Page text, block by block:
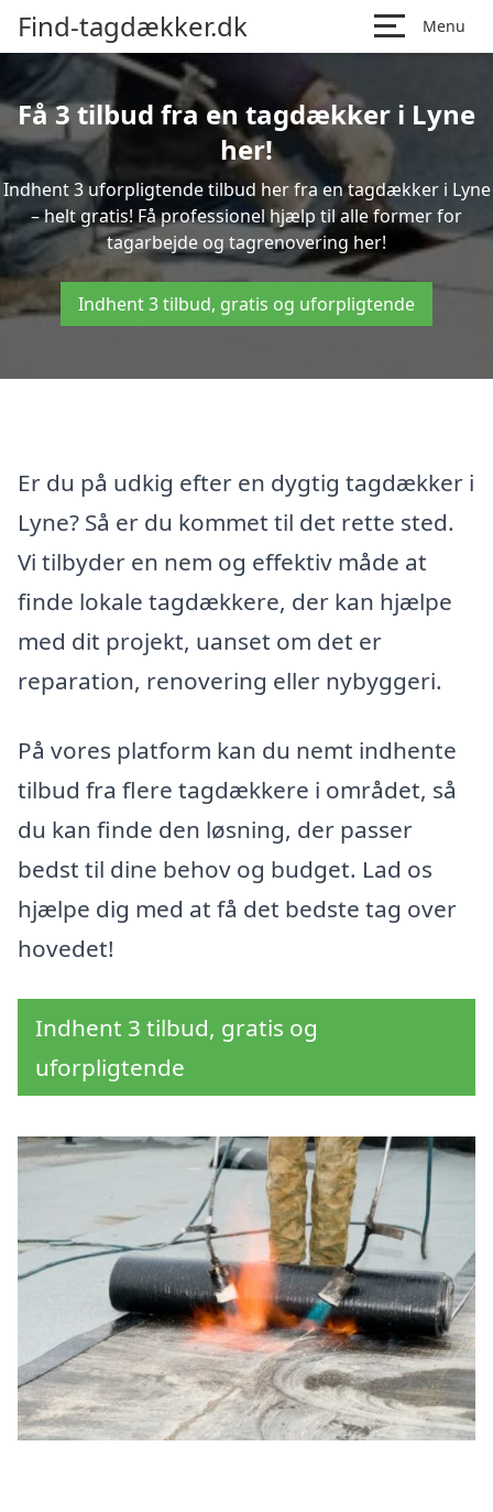
Find-tagdækker.dk Menu
Få 3 tilbud fra en tagdækker i Lyne
her!
Indhent 3 uforpligtende tilbud her fra en tagdækker i Lyne
– helt gratis! Få professionel hjælp til alle former for
tagarbejde og tagrenovering her!
Indhent 3 tilbud, gratis og uforpligtende
Er du på udkig efter en dygtig tagdækker i
Lyne? Så er du kommet til det rette sted.
Vi tilbyder en nem og effektiv måde at
finde lokale tagdækkere, der kan hjælpe
med dit projekt, uanset om det er
reparation, renovering eller nybyggeri.
På vores platform kan du nemt indhente
tilbud fra flere tagdækkere i området, så
du kan finde den løsning, der passer
bedst til dine behov og budget. Lad os
hjælpe dig med at få det bedste tag over
hovedet!
Indhent 3 tilbud, gratis og
uforpligtende